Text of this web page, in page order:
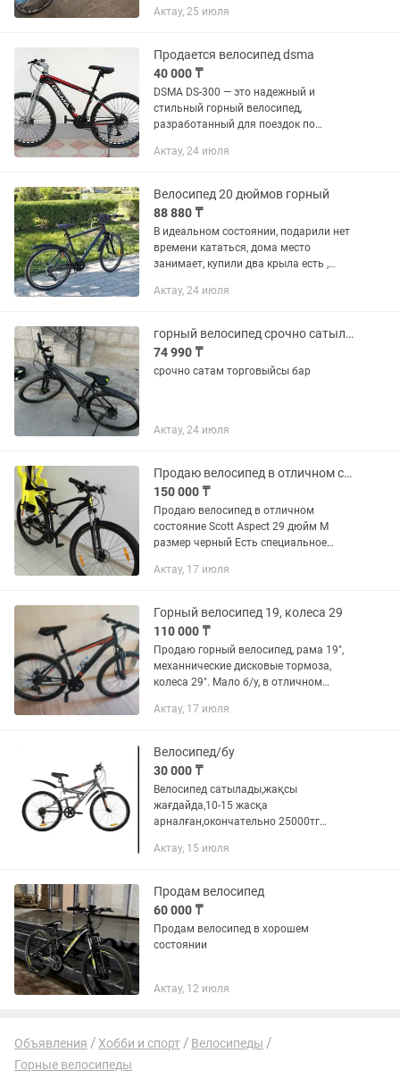
Актау, 25 июля
Продается велосипед dsma
40 000 ₸
DSMA DS-300 — это надежный и
стильный горный велосипед,
разработанный для поездок по
городских улиц до легкого бездорожья.
DSMA...
Актау, 24 июля
Велосипед 20 дюймов горный
88 880 ₸
В идеальном состоянии, подарили нет
времени кататься, дома место
занимает, купили два крыла есть ,
За 120 брали
Актау, 24 июля
горный велосипед срочно сатылады
74 990 ₸
срочно сатам торговыйсы бар
Актау, 24 июля
Продаю велосипед в отличном состояние Scott Aspect 970 29 дюйм М черный
150 000 ₸
Продаю велосипед в отличном
состояние Scott Aspect 29 дюйм М
размер черный Есть специальное
вставляется и убирается. Покупал в
Актау, 17 июля
Горный велосипед 19, колеса 29
110 000 ₸
Продаю горный велосипед, рама 19",
механнические дисковые тормоза,
колеса 29". Мало б/у, в отличном
Актау, 17 июля
Велосипед/бу
30 000 ₸
Велосипед сатылады,жақсы
жағдайда,10-15 жасқа
арналған,окончательно 25000тг
Актау, 15 июля
Продам велосипед
60 000 ₸
Продам велосипед в хорошем
состоянии
Актау, 12 июля
Объявления Хобби и спорт
Велосипеды
Горные велосипеды